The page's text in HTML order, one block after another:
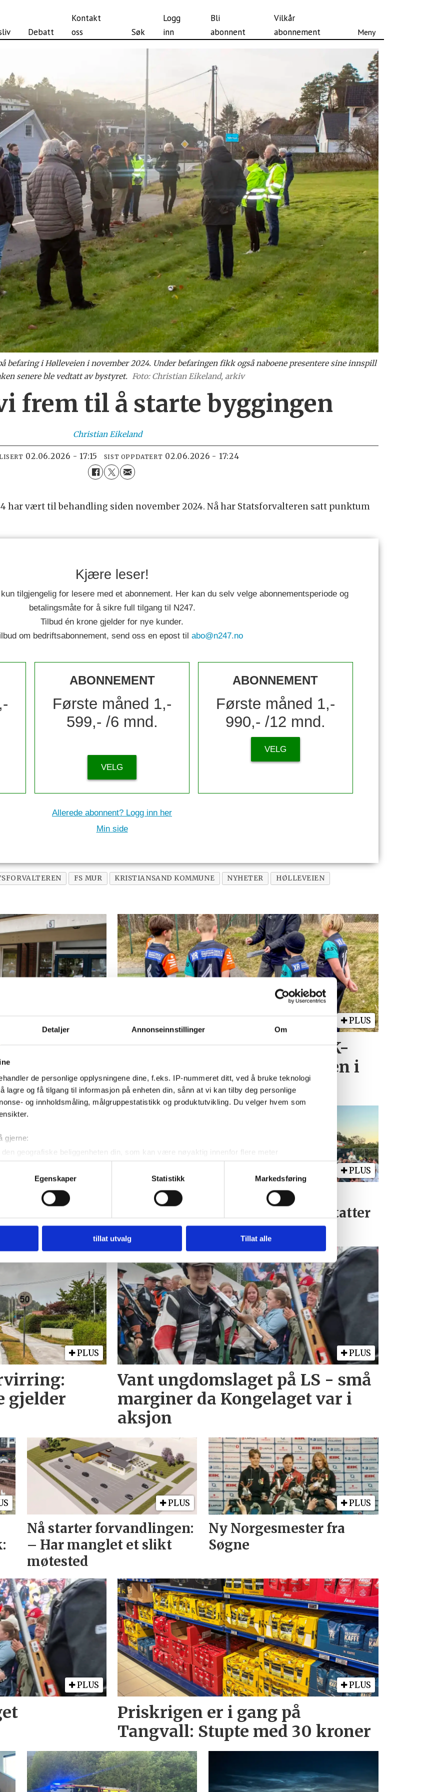
Detaljer Annonseinnstillinger Om
de personlige opplysningene dine, f.eks. IP-nummeret ditt, ved å bruke teknologi
lagre og få tilgang til informasjon på enheten din, sånn at vi kan tilby deg personlige
og innholdsmåling, målgruppestatistikk og produktutvikling. Du velger hvem som
gjerne:
den geografiske beliggenheten din, som kan være nøyaktig innenfor flere meter
å aktivt skanne den for bestemte karakteristikker (fingeravtrykk)
hvordan dine personlige data behandles og hvordan du kan velge hvordan de skal brukes.
trekke tilbake ditt samtykke fra erklæringen om informasjonskapsler.
dessuten informasjon om hvordan du bruker nettstedet vårt, med partnerne våre innen
analysearbeid, som kan kombinere den med annen informasjon du har gjort tilgjengelig for
gjennom din bruk av tjenestene deres.
Egenskaper Statistikk Markedsføring
tillat utvalg Tillat alle
Debatt
Kontakt
oss
Søk
Logg
inn
Bli
abonnent
Vilkår
abonnement
i Hølleveien i november 2024. Under befaringen fikk også naboene presentere sine innspill
senere ble vedtatt av bystyret. Foto: Christian Eikeland, arkiv
frem til å starte byggingen
Christian Eikeland
02.06.2026 - 17:15 SIST OPPDATERT 02.06.2026 - 17:24
har vært til behandling siden november 2024. Nå har Statsforvalteren satt punktum
Kjære leser!
tilgjengelig for lesere med et abonnement. Her kan du selv velge abonnementsperiode og
betalingsmåte for å sikre full tilgang til N247.
Tilbud én krone gjelder for nye kunder.
om bedriftsabonnement, send oss en epost til abo@n247.no
ABONNEMENT
Første måned 1,-
599,- /6 mnd.
VELG
ABONNEMENT
Første måned 1,-
990,- /12 mnd.
VELG
Allerede abonnent? Logg inn her
Min side
FS MUR KRISTIANSAND KOMMUNE NYHETER HØLLEVEIEN
la være å
PLUS
NFF advarer etter Høllen FK-
boikotten: Kan miste plassen i
serien
Klaget på dårlig sikt.
avklarer ansvaret
PLUS
Høllesanden live:
Onsdagsbandet erstatter
TNT
PLUS
gjelder
PLUS
Vant ungdomslaget på LS - små
marginer da Kongelaget var i
aksjon
PLUS
Nå starter forvandlingen:
– Har manglet et slikt
møtested
PLUS
Ny Norgesmester fra
Søgne
PLUS PLUS
Priskrigen er i gang på
Tangvall: Stupte med 30 kroner